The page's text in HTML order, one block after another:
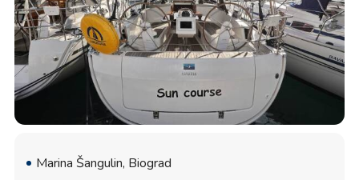
Marina Šangulin, Biograd